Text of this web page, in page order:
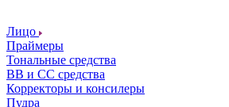
Лицо
Праймеры
Тональные средства
ВВ и СС средства
Корректоры и консилеры
Пудра